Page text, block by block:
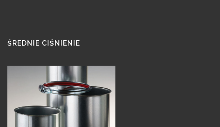
ŚREDNIE CIŚNIENIE